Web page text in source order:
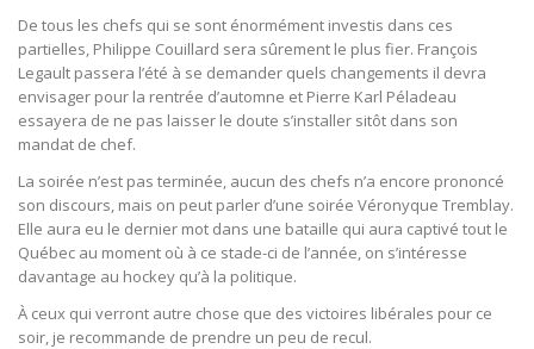
De tous les chefs qui se sont énormément investis dans ces
partielles, Philippe Couillard sera sûrement le plus fier. François
Legault passera l’été à se demander quels changements il devra
envisager pour la rentrée d’automne et Pierre Karl Péladeau
essayera de ne pas laisser le doute s’installer sitôt dans son
mandat de chef.
La soirée n’est pas terminée, aucun des chefs n’a encore prononcé
son discours, mais on peut parler d’une soirée Véronyque Tremblay.
Elle aura eu le dernier mot dans une bataille qui aura captivé tout le
Québec au moment où à ce stade-ci de l’année, on s’intéresse
davantage au hockey qu’à la politique.
À ceux qui verront autre chose que des victoires libérales pour ce
soir, je recommande de prendre un peu de recul.